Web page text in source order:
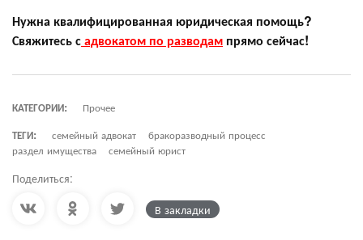
Нужна квалифицированная юридическая помощь?
Свяжитесь садвокатом по разводам прямо сейчас!
КАТЕГОРИИ:
Прочее
ТЕГИ:
семейный адвокат
бракоразводный процесс
раздел имущества
семейный юрист
Поделиться:
В закладки